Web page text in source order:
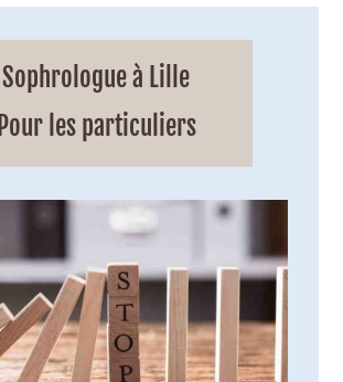
Sophrologue à Lille
Pour les particuliers